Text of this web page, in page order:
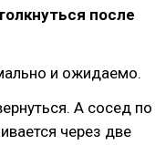
после
и ожидаемо.
А сосед по
через две